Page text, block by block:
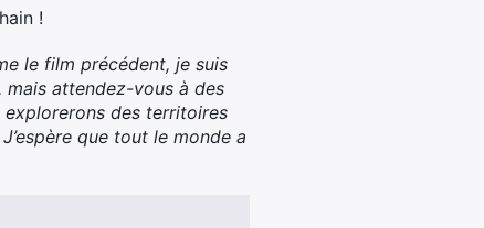
!
le film précédent, je suis
mais attendez-vous à des
des territoires
que tout le monde a